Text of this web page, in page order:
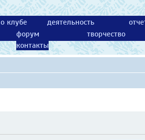
о клубе деятельность
форум
творчество
контакты